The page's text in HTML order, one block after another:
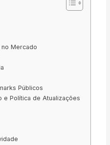
Mercado
Públicos
e Política de Atualizações